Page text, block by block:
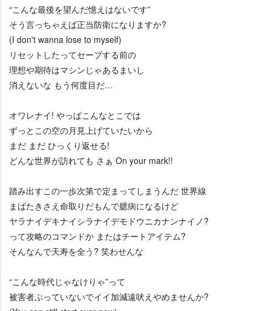
“こんな最後を望んだ憶えはないです”
そう言っちゃえば正当防衛になりますか?
(I don't wanna lose to myself)
リセットしたってセーブする前の
理想や期待はマシンじゃあるまいし
消えないな もう何度目だ…
オワレナイ! やっぱこんなとこでは
ずっとこの空の月見上げていたいから
まだ まだ ひっくり返せる!
どんな世界が訪れても さぁ On your mark!!
踏み出すこの一歩次第で定まってしまうんだ 世界線
まばたきさえ命取りだもんで臆病になるけど
ヤラナイデキナイシラナイデモドウニカナンナイノ?
って攻略のコマンドか またはチートアイテム?
そんなんで天寿を全う? 笑わせんな
“こんな時代じゃなけりゃ”って
被害者ぶっていないでイイ加減遠吠えやめませんか?